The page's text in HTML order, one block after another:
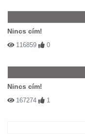
Nincs cím!
116859 0
Nincs cím!
167274 1